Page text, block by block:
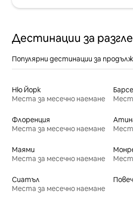
Дестинации за
Популярни дестинации за
Ню Йорк
Места за месечно наемане
Флоренция
Места за месечно наемане
Маями
Места за месечно наемане
Сиатъл
Места за месечно наемане